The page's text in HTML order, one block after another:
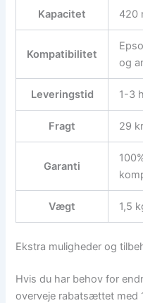
Kapacitet 420
Kompatibilitet
og
Leveringstid 1-3
Fragt 29
Garanti
Vægt 1,5
Ekstra muligheder og
Hvis du har behov for
overveje rabatsættet med